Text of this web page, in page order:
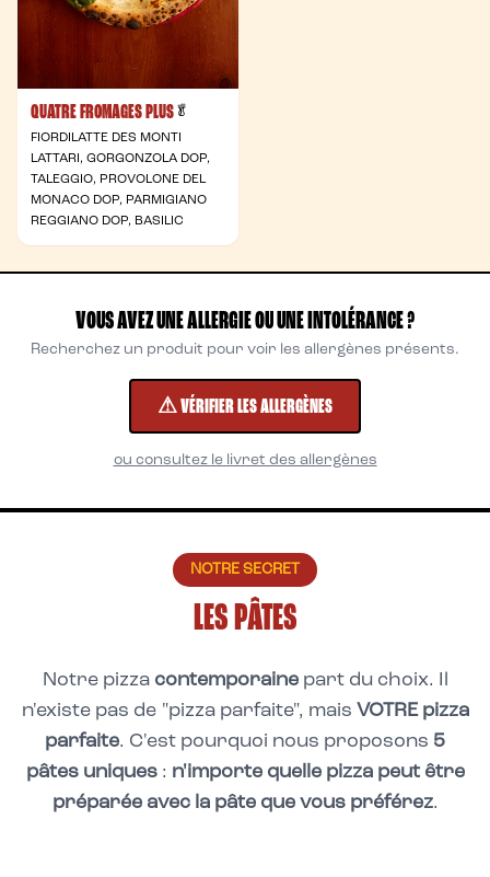
QUATRE FROMAGES PLUS 🥬
FIORDILATTE DES MONTI
LATTARI, GORGONZOLA DOP,
TALEGGIO, PROVOLONE DEL
MONACO DOP, PARMIGIANO
REGGIANO DOP, BASILIC
VOUS AVEZ UNE ALLERGIE OU UNE INTOLÉRANCE ?
Recherchez un produit pour voir les allergènes présents.
⚠ VÉRIFIER LES ALLERGÈNES
ou consultez le livret des allergènes
NOTRE SECRET
LES PÂTES
Notre pizza contemporainepart du choix. Il
n'existe pas de "pizza parfaite", mais VOTRE pizza
parfaite. C'est pourquoi nous proposons 5
pâtes uniques: n'importe quelle pizza peut être
préparée avec la pâte que vous préférez.